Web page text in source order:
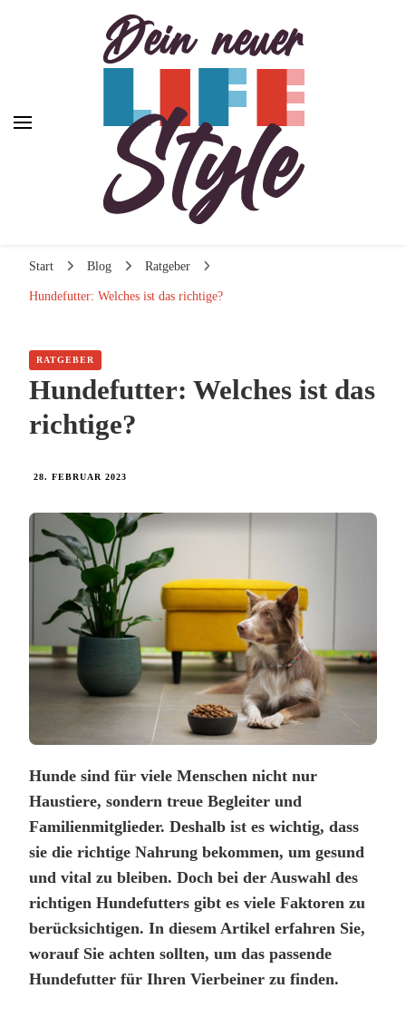
Dein neuer Lifestyle
Start Blog Ratgeber
Hundefutter: Welches ist das richtige?
RATGEBER
Hundefutter: Welches ist das
richtige?
28. FEBRUAR 2023
Hunde sind für viele Menschen nicht nur
Haustiere, sondern treue Begleiter und
Familienmitglieder. Deshalb ist es wichtig, dass
sie die richtige Nahrung bekommen, um gesund
und vital zu bleiben. Doch bei der Auswahl des
richtigen Hundefutters gibt es viele Faktoren zu
berücksichtigen. In diesem Artikel erfahren Sie,
worauf Sie achten sollten, um das passende
Hundefutter für Ihren Vierbeiner zu finden.